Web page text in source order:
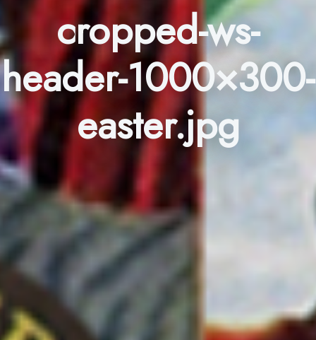
cropped-ws-
header-1000×300-
easter.jpg